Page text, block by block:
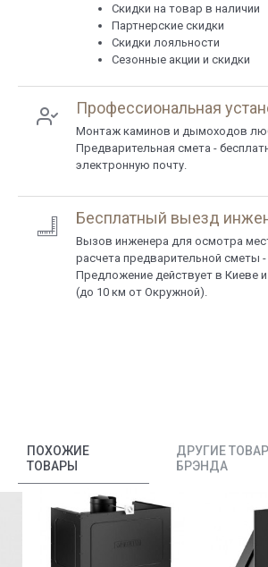
Скидки на товар в наличии
Партнерские скидки
Скидки лояльности
Сезонные акции и скидки
Профессиональная
Монтаж каминов и дымоходов
Предварительная смета -
электронную почту.
Бесплатный выезд
Вызов инженера для осмотра
расчета предварительной сметы
Предложение действует в Киеве
(до 10 км от Окружной).
ПОХОЖИЕ
ТОВАРЫ
ДРУГИЕ
БРЭНДА